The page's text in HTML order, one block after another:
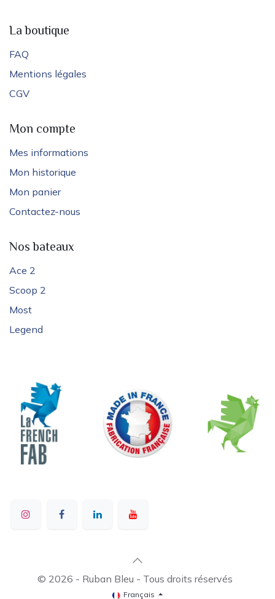
La boutique
FAQ
Mentions légales
CGV
Mon compte
Mes informations
Mon historique
Mon panier
Contactez-nous
Nos bateaux
Ace 2
Scoop 2
Most
Legend
© 2026 - Ruban Bleu - Tous droits réservés
Français